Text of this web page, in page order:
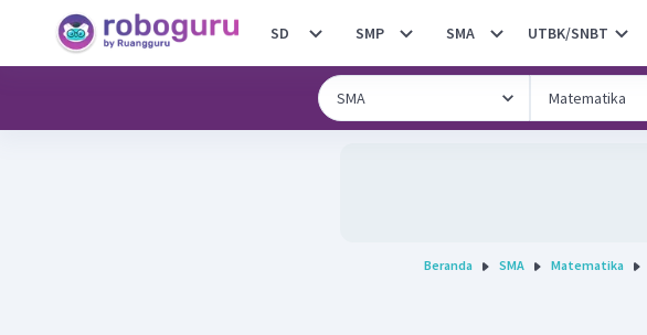
SD SMP SMA UTBK/SNBT
Beranda SMA Matematika